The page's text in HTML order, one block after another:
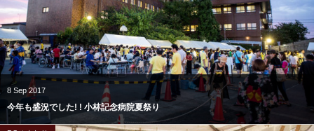
8 Sep 2017
今年も盛況でした! ! 小林記念病院夏祭り